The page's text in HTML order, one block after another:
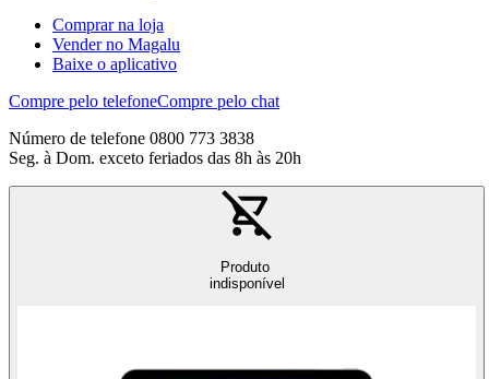
Comprar na loja
Vender no Magalu
Baixe o aplicativo
Compre pelo telefoneCompre pelo chat
Número de telefone 0800 773 3838
Seg. à Dom. exceto feriados das 8h às 20h
Produto
indisponível